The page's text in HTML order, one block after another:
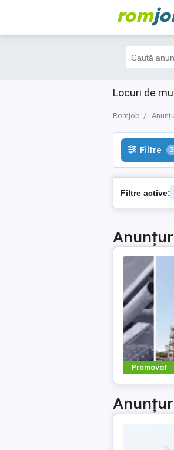
rom
Locuri de
Romjob
Filtre 3
Filtre 3
Filtre active:
Promovat